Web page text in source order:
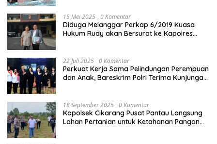
15 Mei 2025 0 Komentar
Diduga Melanggar Perkap 6/2019 Kuasa
Hukum Rudy akan Bersurat ke Kapolres
22 Juli 2025 0 Komentar
Perkuat Kerja Sama Pelindungan Perempuan
dan Anak, Bareskrim Polri Terima Kunjungan
18 September 2025 0 Komentar
Kapolsek Cikarang Pusat Pantau Langsung
Lahan Pertanian untuk Ketahanan Pangan